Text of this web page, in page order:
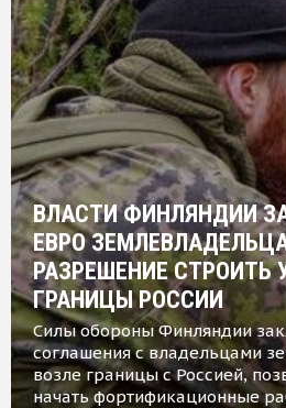
ВЛАСТИ ФИНЛЯНДИИ
ЕВРО
РАЗРЕШЕНИЕ СТРОИТЬ
ГРАНИЦЫ РОССИИ
Силы обороны Финляндии
соглашения с владельцами
возле границы с Россией,
начать фортификационные